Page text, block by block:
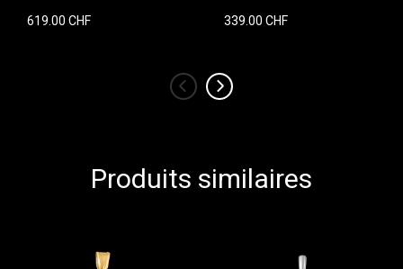
619.00 CHF
339.00 CHF
‹ ›
Produits similaires